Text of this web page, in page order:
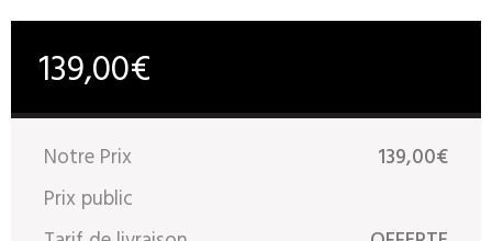
139,00€
Notre Prix
139,00€
Prix public